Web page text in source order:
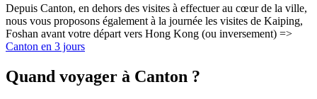
Depuis Canton, en dehors des visites à effectuer au cœur de la ville,
nous vous proposons également à la journée les visites de Kaiping,
Foshan avant votre départ vers Hong Kong (ou inversement) =>
Canton en 3 jours
Quand voyager à Canton ?